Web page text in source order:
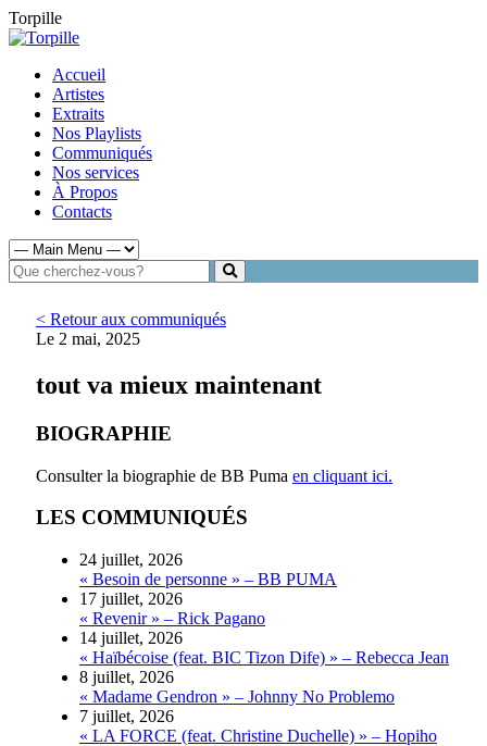
Torpille
Accueil
Artistes
Extraits
Nos Playlists
Communiqués
Nos services
À Propos
Contacts
< Retour aux communiqués
Le 2 mai, 2025
tout va mieux maintenant
BIOGRAPHIE
Consulter la biographie de BB Puma en cliquant ici.
LES COMMUNIQUÉS
24 juillet, 2026
« Besoin de personne » – BB PUMA
17 juillet, 2026
« Revenir » – Rick Pagano
14 juillet, 2026
« Haïbécoise (feat. BIC Tizon Dife) » – Rebecca Jean
8 juillet, 2026
« Madame Gendron » – Johnny No Problemo
7 juillet, 2026
« LA FORCE (feat. Christine Duchelle) » – Hopiho